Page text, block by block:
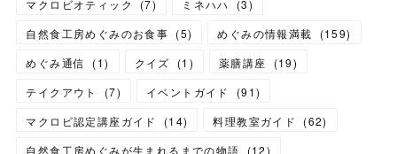
マクロビオティック
(7) ミネハハ (3)
自然食工房めぐみのお食事 (5) めぐみの情報満載 (159)
めぐみ通信
(1) クイズ (1 ) 薬膳講座 (19)
テイクアウト
(7) イベントガイド (91)
マクロビ認定講座ガイド
(14) 料理教室ガイド (62)
自然食工房めぐみが生まれるまでの物語
(12)